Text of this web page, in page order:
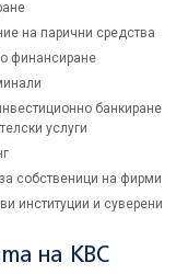
на парични средства
финансиране
банкиране
услуги
собственици на фирми
институции и суверени
на KBC